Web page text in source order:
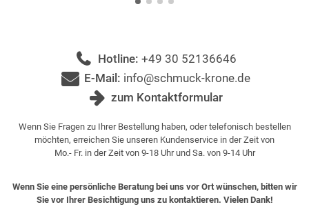
Hotline: +49 30 52136646
E-Mail: info@schmuck-krone.de
zum Kontaktformular
Wenn Sie Fragen zu Ihrer Bestellung haben, oder telefonisch bestellen
möchten, erreichen Sie unseren Kundenservice in der Zeit von
Mo.- Fr. in der Zeit von 9-18 Uhr und Sa. von 9-14 Uhr
Wenn Sie eine persönliche Beratung bei uns vor Ort wünschen, bitten wir
Sie vor Ihrer Besichtigung uns zu kontaktieren. Vielen Dank!